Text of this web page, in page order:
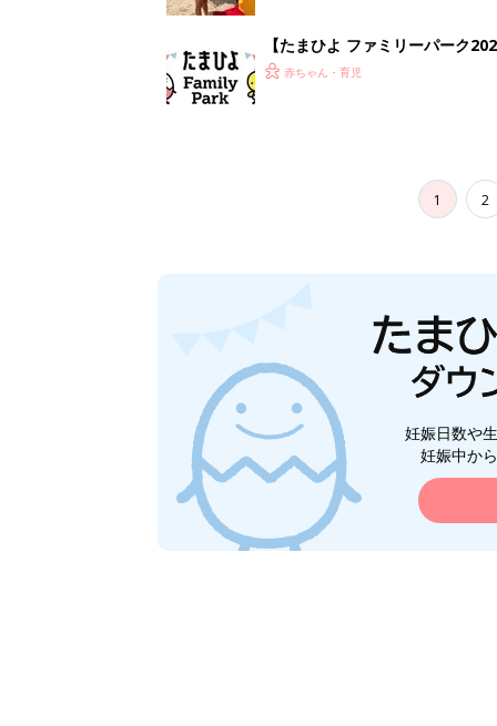
【たまひよ ファミリーパーク
赤ちゃん・育児
1 2
妊娠日数や
妊娠中か